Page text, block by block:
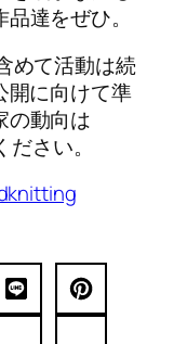
達をぜひ。
めて活動は続
開に向けて準
の動向は
さい。